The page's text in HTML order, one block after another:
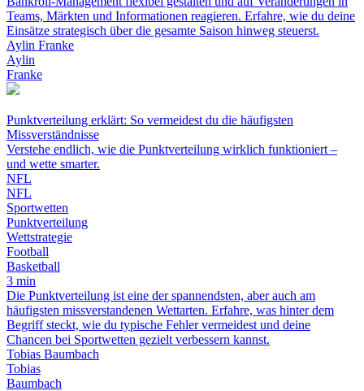
Teams, Märkten und Informationen reagieren. Erfahre, wie du deine
Einsätze strategisch über die gesamte Saison hinweg steuerst.
Aylin Franke
Aylin
Franke
Punktverteilung erklärt: So vermeidest du die häufigsten
Missverständnisse
Verstehe endlich, wie die Punktverteilung wirklich funktioniert –
und wette smarter.
NFL
NFL
Sportwetten
Punktverteilung
Wettstrategie
Football
Basketball
3 min
Die Punktverteilung ist eine der spannendsten, aber auch am
häufigsten missverstandenen Wettarten. Erfahre, was hinter dem
Begriff steckt, wie du typische Fehler vermeidest und deine
Chancen bei Sportwetten gezielt verbessern kannst.
Tobias Baumbach
Tobias
Baumbach